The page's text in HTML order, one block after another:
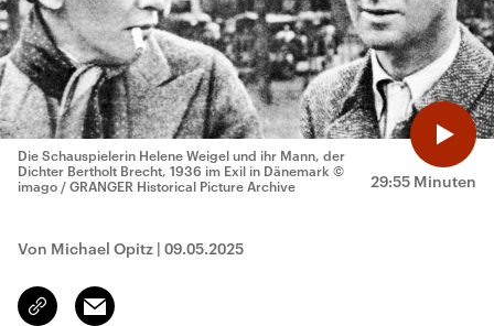
29:55 Minuten
Die Schauspielerin Helene Weigel und ihr Mann, der
Dichter Bertholt Brecht, 1936 im Exil in Dänemark ©
imago / GRANGER Historical Picture Archive
Von Michael Opitz | 09.05.2025
Link
kopieren/teilen
Email